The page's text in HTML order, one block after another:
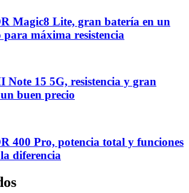
Magic8 Lite, gran batería en un
para máxima resistencia
Note 15 5G, resistencia y gran
buen precio
400 Pro, potencia total y funciones
diferencia